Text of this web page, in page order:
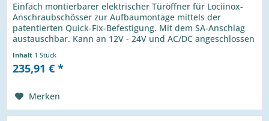
Einfach montierbarer elektrischer Türöffner für Lociinox-
Anschraubschösser zur Aufbaumontage mittels der
patentierten Quick-Fix-Befestigung. Mit dem SA-Anschlag
austauschbar. Kann an 12V - 24V und AC/DC angeschlossen
Inhalt 1 Stück
235,91 € *
Merken